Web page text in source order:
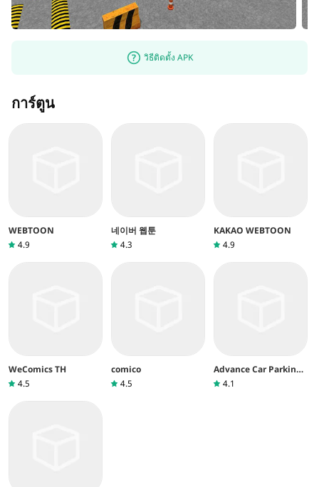
วิธีติดตั้ง APK
การ์ตูน
WEBTOON
4.9
네이버 웹툰
4.3
KAKAO WEBTOON
4.9
WeComics TH
4.5
comico
4.5
Advance Car Parking
game
4.1